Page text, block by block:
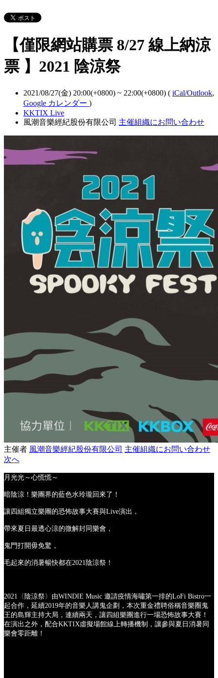
【僅限網站購票 8/27 線上納涼
票 】2021 陰涼祭
2021/08/27(金) 20:00(+0800) ~ 22:00(+0800) ( iCal/Outlook,
Google カレンダー )
KKTIX Live
風潮音樂經紀股份有限公司 主催組織にお問い合わせ
主催者 風潮音樂經紀股份有限公司 主催組織にお問い合わせ
次へ
月光光～心慌慌～
暗陰涼！樂團界的藍色水玲瓏回來了！
讓四組獨立樂團的恐怖故事大賽與Live演出，
帶來夏日最透心涼的微解封同樂會，
鬼門打開毋免驚，
毛起來的消暑暢快都在2021陰涼祭！
2021〈陰涼祭〉由WINDIE Music 邀請疫情海嘯第一排的LoFi Bistro一
起合作，延續2019年的音樂人講鬼企劃，本次重金禮聘俗稱音樂圈鬼
王的島輝主持大局，連續兩天，讓四組樂團進行一場恐怖故事大賽！
在演出之外，配合KKTIX虛擬場館線上轉播機制，讓參與夏日消暑同
樂會零距離！